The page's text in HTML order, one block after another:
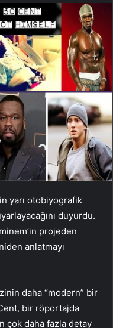
yarı otobiyografik
duyurdu.
projeden
anlatmayı
daha “modern” bir
bir röportajda
çok daha fazla detay